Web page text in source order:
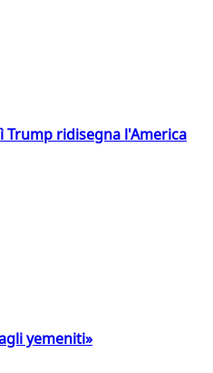
Trump ridisegna l'America
yemeniti»